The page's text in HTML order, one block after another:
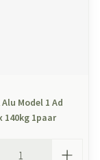
Model 1 Ad
140kg 1paar